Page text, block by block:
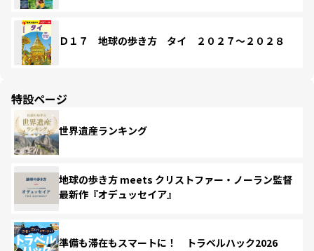
Ｄ１７ 地球の歩き方 タイ ２０２７～２０２８
特設ページ
世界遺産ランキング
地球の歩き方 meets クリストファー・ノーラン監督
最新作『オデュッセイア』
準備も滞在もスマートに！ トラベルハック2026